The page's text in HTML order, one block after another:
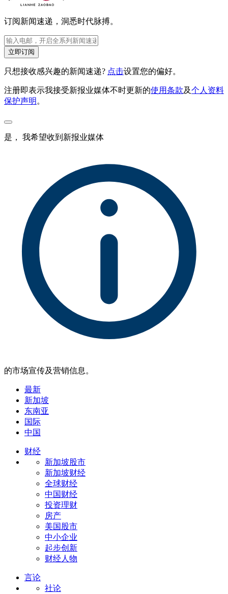
订阅新闻速递，洞悉时代脉搏。
立即订阅
只想接收感兴趣的新闻速递? 点击设置您的偏好。
注册即表示我接受新报业媒体不时更新的使用条款及个人资料
保护声明 。
是， 我希望收到新报业媒体
的市场宣传及营销信息。
最新
新加坡
东南亚
国际
中国
财经
新加坡股市
新加坡财经
全球财经
中国财经
投资理财
房产
美国股市
中小企业
起步创新
财经人物
言论
社论